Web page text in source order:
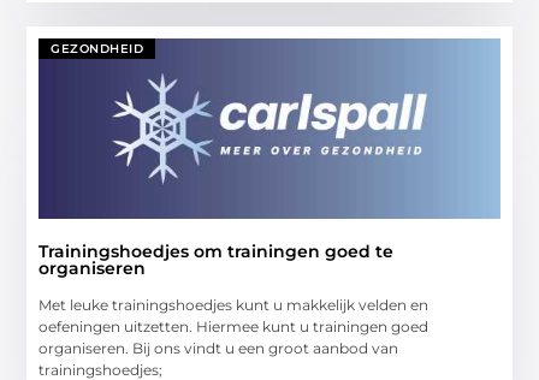
GEZONDHEID
Trainingshoedjes om trainingen goed te
organiseren
Met leuke trainingshoedjes kunt u makkelijk velden en
oefeningen uitzetten. Hiermee kunt u trainingen goed
organiseren. Bij ons vindt u een groot aanbod van
trainingshoedjes;